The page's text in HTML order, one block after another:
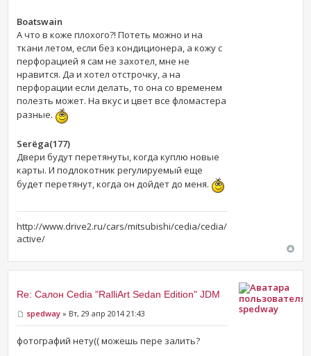
Boatswain
А что в коже плохого?! Потеть можно и на
ткани летом, если без кондиционера, а кожу с
перфорацией я сам не захотел, мне не
нравится. Да и хотел отстрочку, а на
перфорации если делать, то она со временем
полезть может. На вкус и цвет все фломастера
разные.
Serёga(177)
Двери будут перетянуты, когда куплю новые
карты. И подлокотник регулируемый еще
будет перетянут, когда он дойдет до меня.
http://www.drive2.ru/cars/mitsubishi/cedia/cedia/slim-
active/
Re: Салон Cedia "RalliArt Sedan Edition" JDM
spedway » Вт, 29 апр 2014 21:43
фотографий нету(( можешь пере залить?
spedway